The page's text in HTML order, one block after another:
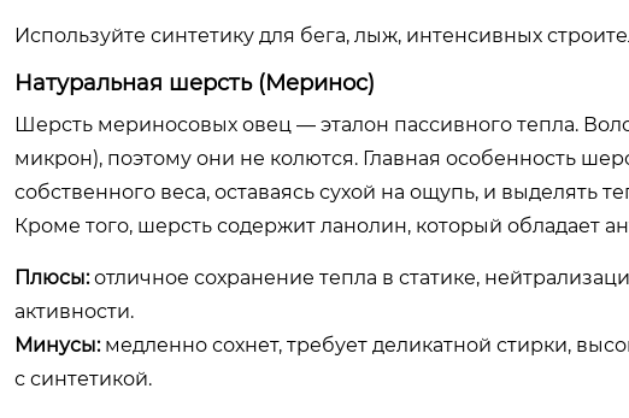
Используйте синтетику для бега, лыж, интенсивных
Натуральная шерсть (Меринос)
Шерсть мериносовых овец — эталон пассивного тепла.
микрон), поэтому они не колются. Главная особенность
собственного веса, оставаясь сухой на ощупь, и выделять
Кроме того, шерсть содержит ланолин, который обладает
Плюсы:отличное сохранение тепла в статике,
активности.
Минусы:медленно сохнет, требует деликатной стирки,
с синтетикой.